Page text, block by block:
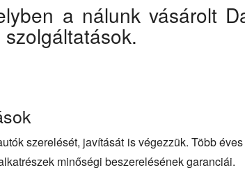
a nálunk vásárolt
szerelését, javítását is végezzük. Több
minőségi beszerelésének garanciái.